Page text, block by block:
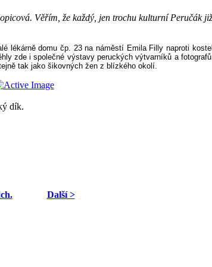
Věřím, že každý, jen trochu kulturní Peručák
domu čp. 23 na náměstí Emila Filly naproti
zde i společné výstavy peruckých výtvarníků a
tak jako šikovných žen z blízkého okolí.
dík.
Další >